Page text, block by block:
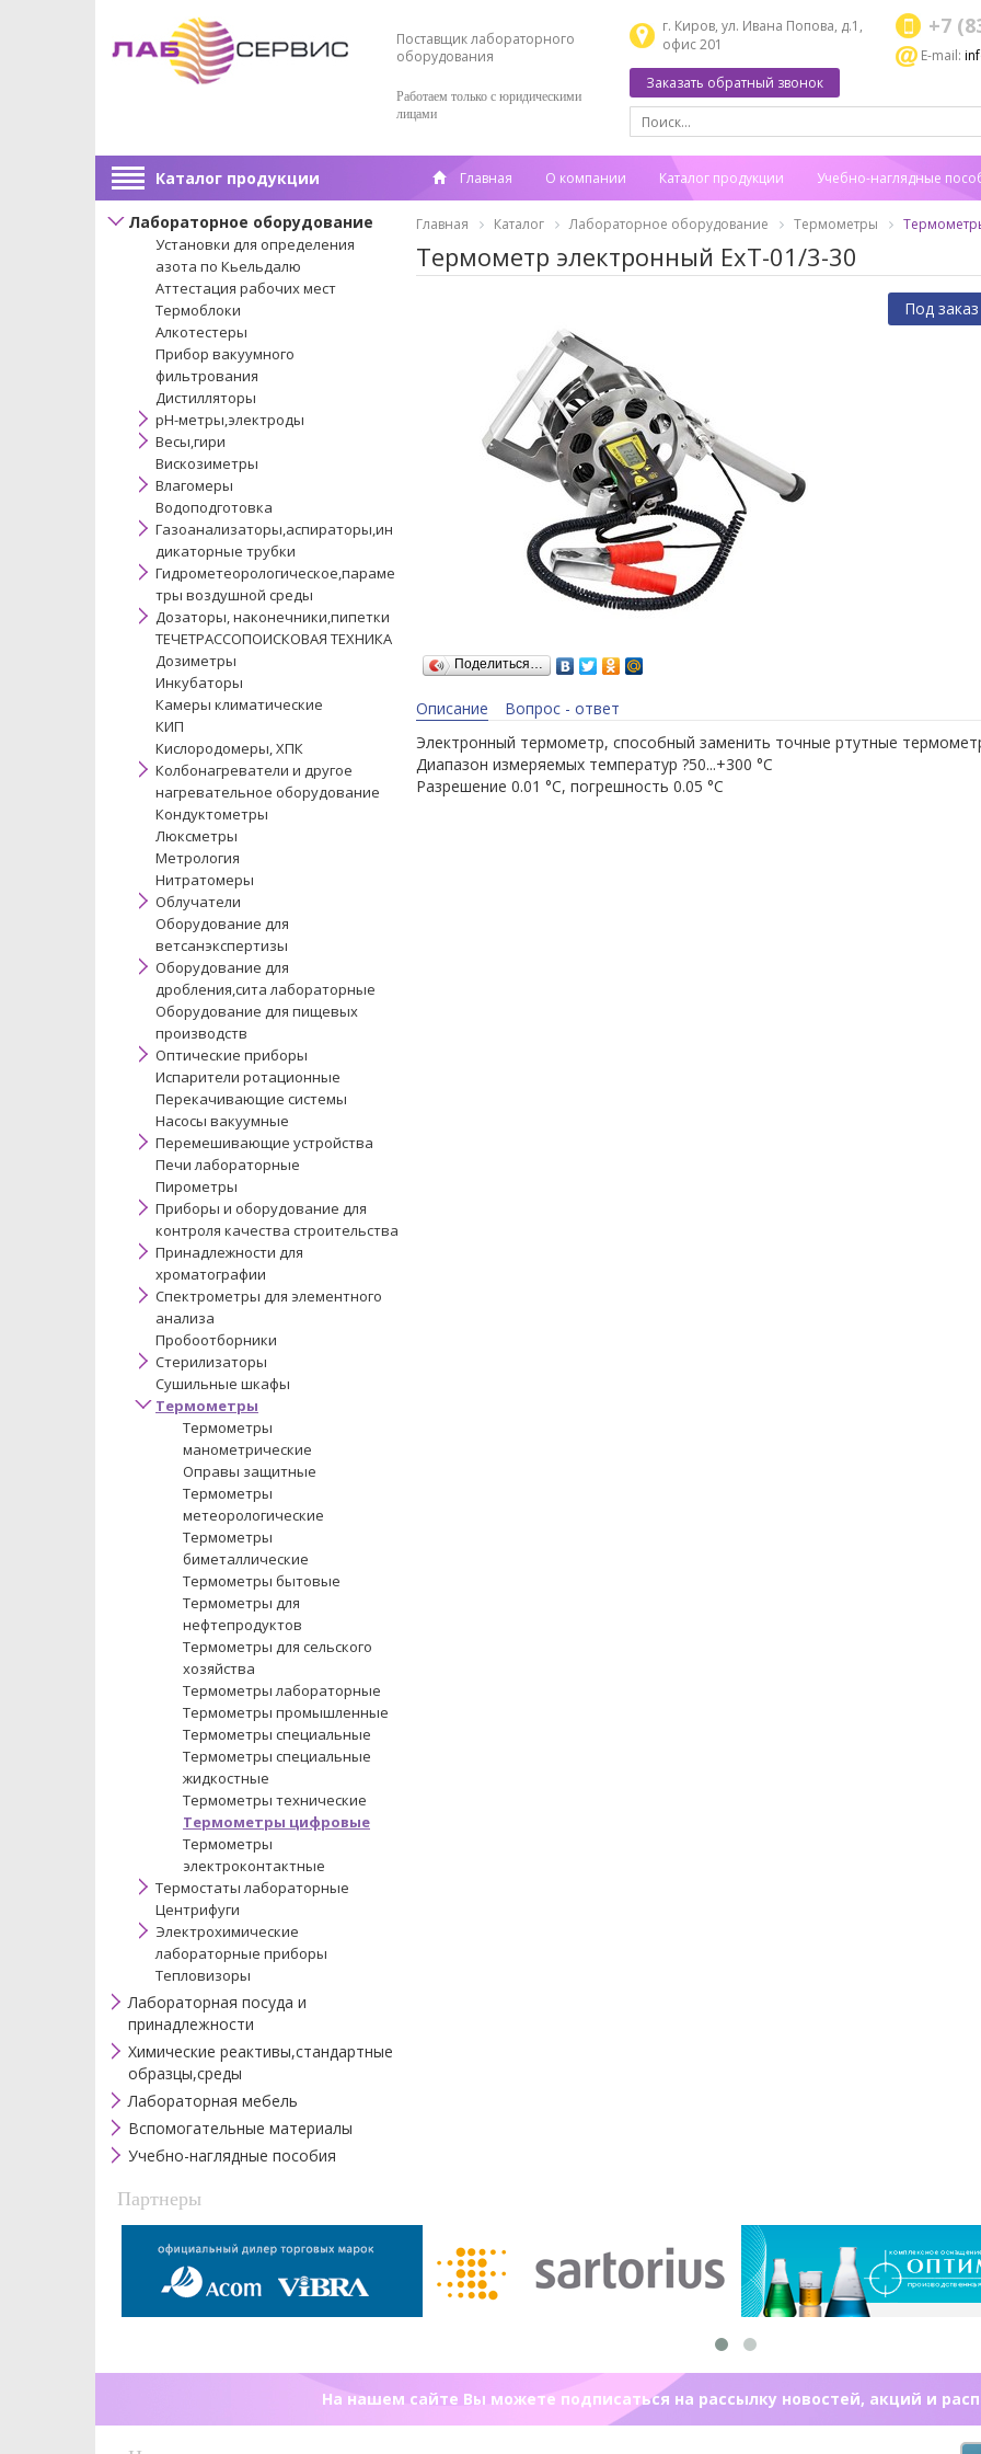
Поставщик лабораторного
оборудования
Работаем только с юридическими
лицами
г. Киров, ул. Ивана Попова, д.1,
офис 201
+7
E-mail:
Заказать обратный звонок
Каталог продукции Главная О компании Каталог продукции Учебно-наглядные
Лабораторное оборудование
Установки для определения
азота по Кьельдалю
Аттестация рабочих мест
Термоблоки
Алкотестеры
Прибор вакуумного
фильтрования
Дистилляторы
pH-метры,электроды
Весы,гири
Вискозиметры
Влагомеры
Водоподготовка
Газоанализаторы,аспираторы,ин
дикаторные трубки
Гидрометеорологическое,параме
тры воздушной среды
Дозаторы, наконечники,пипетки
ТЕЧЕТРАССОПОИСКОВАЯ ТЕХНИКА
Дозиметры
Инкубаторы
Камеры климатические
КИП
Кислородомеры, ХПК
Колбонагреватели и другое
нагревательное оборудование
Кондуктометры
Люксметры
Метрология
Нитратомеры
Облучатели
Оборудование для
ветсанэкспертизы
Оборудование для
дробления,сита лабораторные
Оборудование для пищевых
производств
Оптические приборы
Испарители ротационные
Перекачивающие системы
Насосы вакуумные
Перемешивающие устройства
Печи лабораторные
Пирометры
Приборы и оборудование для
контроля качества строительства
Принадлежности для
хроматографии
Спектрометры для элементного
анализа
Пробоотборники
Стерилизаторы
Сушильные шкафы
Термометры
Термометры
манометрические
Оправы защитные
Термометры
метеорологические
Термометры
биметаллические
Термометры бытовые
Термометры для
нефтепродуктов
Термометры для сельского
хозяйства
Термометры лабораторные
Термометры промышленные
Термометры специальные
Термометры специальные
жидкостные
Термометры технические
Термометры цифровые
Термометры
электроконтактные
Термостаты лабораторные
Центрифуги
Электрохимические
лабораторные приборы
Тепловизоры
Лабораторная посуда и
принадлежности
Химические реактивы,стандартные
образцы,среды
Лабораторная мебель
Вспомогательные материалы
Учебно-наглядные пособия
Главная Каталог Лабораторное оборудование Термометры
Термометр электронный EхT-01/3-30
Поделиться…
Под заказ
Описание
Вопрос - ответ
Электронный термометр, способный заменить точные ртутные
Диапазон измеряемых температур ?50...+300 °С
Разрешение 0.01 °С, погрешность 0.05 °С
Партнеры
На нашем сайте Вы можете подписаться на рассылку новостей, акций и